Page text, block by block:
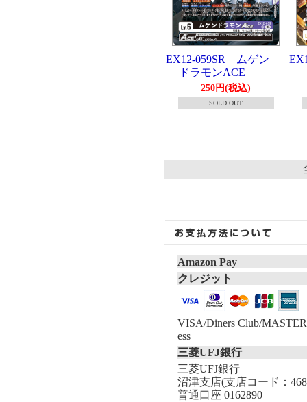
EX12-059SR ムゲン
ドラモンACE
250円(税込)
SOLD OUT
Amazon Pay
クレジット
VISA/Diners Club/
ess
三菱UFJ銀行
三菱UFJ銀行
沼津支店(支店コード：
普通口座 0162890